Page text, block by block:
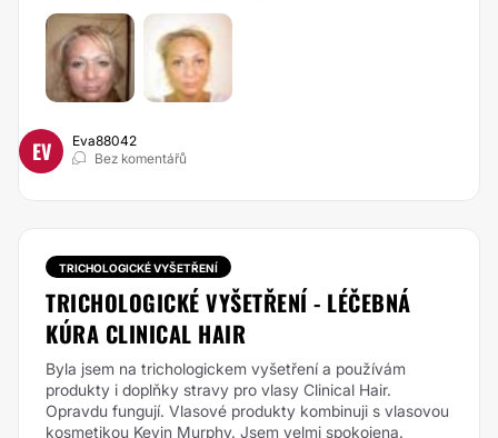
EV
Eva88042
Bez komentářů
TRICHOLOGICKÉ VYŠETŘENÍ
TRICHOLOGICKÉ VYŠETŘENÍ - LÉČEBNÁ
KÚRA CLINICAL HAIR
Byla jsem na trichologickem vyšetření a používám
produkty i doplňky stravy pro vlasy Clinical Hair.
Opravdu fungují. Vlasové produkty kombinuji s vlasovou
kosmetikou Kevin Murphy. Jsem velmi spokojena.